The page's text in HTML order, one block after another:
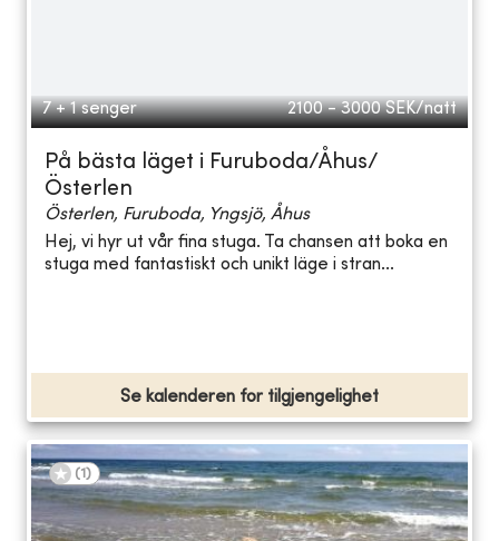
7 + 1 senger 2100 - 3000 SEK/natt
På bästa läget i Furuboda/Åhus/
Österlen
Österlen, Furuboda, Yngsjö, Åhus
Hej, vi hyr ut vår fina stuga. Ta chansen att boka en
stuga med fantastiskt och unikt läge i stran...
Se kalenderen for tilgjengelighet
(1 )